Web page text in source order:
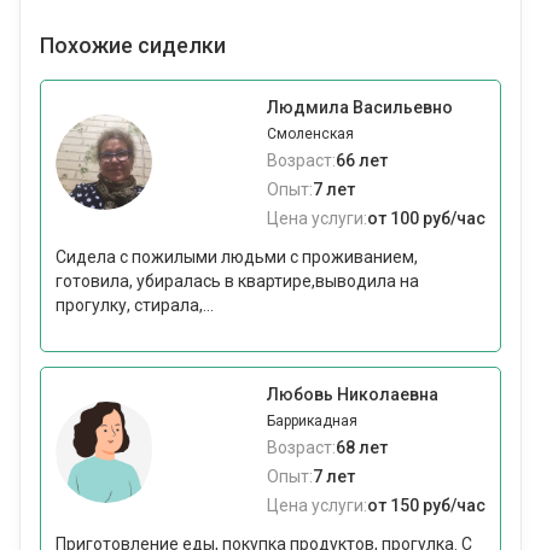
Похожие сиделки
Людмила Васильевно
Смоленская
Возраст:66 лет
Опыт:7 лет
Цена услуги:от 100 руб/час
Сидела с пожилыми людьми с проживанием,
готовила, убиралась в квартире,выводила на
прогулку, стирала,...
Любовь Николаевна
Баррикадная
Возраст:68 лет
Опыт:7 лет
Цена услуги:от 150 руб/час
Приготовление еды, покупка продуктов, прогулка. С